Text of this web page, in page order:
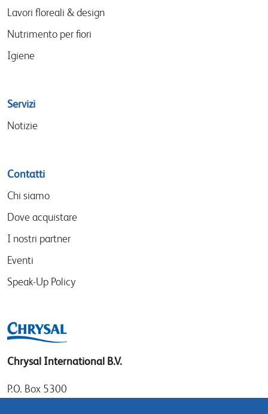
Lavori floreali & design
Nutrimento per fiori
Igiene
Servizi
Notizie
Contatti
Chi siamo
Dove acquistare
I nostri partner
Eventi
Speak-Up Policy
Chrysal International B.V.
P.O. Box 5300